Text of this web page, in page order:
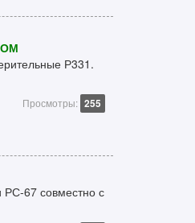
Р331.
Просмотры: 255
РС-67 совместно с